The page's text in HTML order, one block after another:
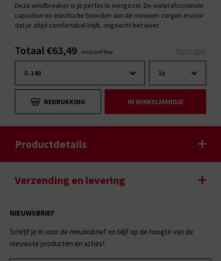
Deze windbreaker is je perfecte metgezel. De waterafstotende
capuchon en elastische boorden aan de mouwen zorgen ervoor
dat je altijd comfortabel blijft, ongeacht het weer.
Maattabel
Totaal €63,49 inclusief btw
BEDRUKKING IN WINKELMANDJE
Productdetails
Verzending en levering
NIEUWSBRIEF
Schrijf je in voor de nieuwsbrief en blijf op de hoogte van de
nieuwste producten en acties!